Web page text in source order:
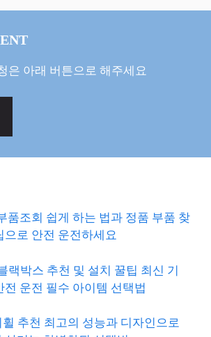
은 아래 버튼으로 해주세요
품조회 쉽게 하는 법과 정품 부품 찾
으로 안전 운전하세요
랙박스 추천 및 설치 꿀팁 최신 기
전 운전 필수 아이템 선택법
추천 최고의 성능과 디자인으로